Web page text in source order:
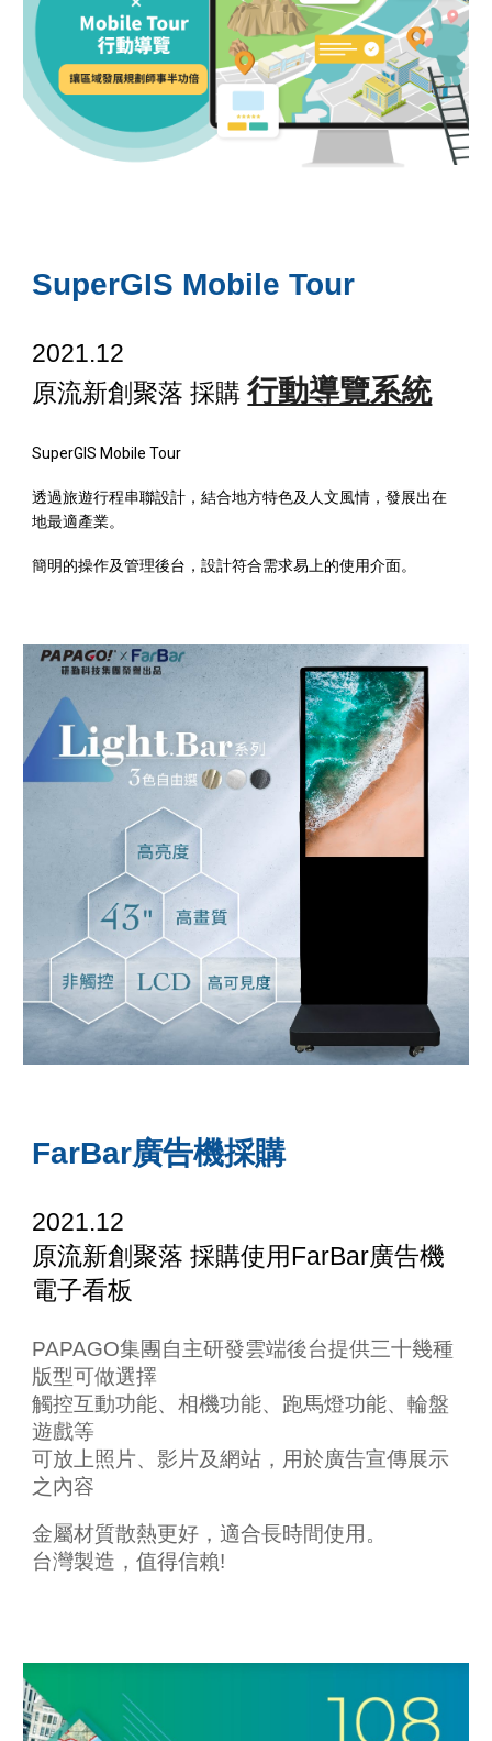
SuperGIS Mobile Tour
2021.12
原流新創聚落 採購行動導覽系統
SuperGIS Mobile Tour
透過旅遊行程串聯設計，結合地方特色及人文風情，發展出在
地最適產業。
簡明的操作及管理後台，設計符合需求易上的使用介面。
FarBar廣告機採購
2021.12
原流新創聚落採購使用FarBar廣告機
電子看板
PAPAGO集團 自主研發雲端後台提供三十幾種
版型可做選擇​
觸控互動功能、相機功能、跑馬燈功能、輪盤
遊戲等​
可放上照片、影片及網站，用於廣告宣傳展示
之內容​
金屬材質散熱更好，適合長時間使用。
台灣製造，值得信賴!